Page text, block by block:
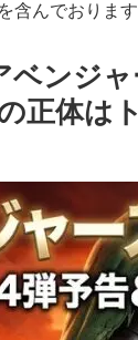
含んでおります
ベンジ
正体は